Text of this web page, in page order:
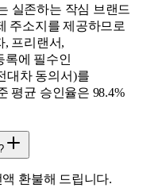
실존하는 작심 브랜드
주소지를 제공하므로
, 프리랜서,
록에 필수인
대차 동의서)를
평균 승인율은 98.4%
환불해 드립니다.